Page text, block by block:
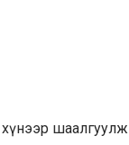
хүнээр